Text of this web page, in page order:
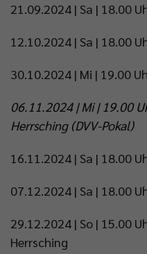
21.09.2024 | Sa | 18.00
12.10.2024 | Sa | 18.00
30.10.2024 | Mi | 19.00
06.11.2024 | Mi | 19.00
Herrsching (DVV-Pokal)
16.11.2024 | Sa | 18.00
07.12.2024 | Sa | 18.00
29.12.2024 | So | 15.00
Herrsching